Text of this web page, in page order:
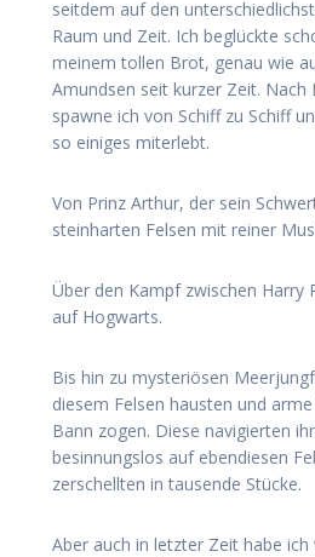
seitdem auf den
Raum und Zeit. Ich beglückte
meinem tollen Brot, genau wie
Amundsen seit kurzer Zeit. Nach
spawne ich von Schiff zu Schiff
so einiges miterlebt.
Von Prinz Arthur, der sein
steinharten Felsen mit reiner
Über den Kampf zwischen
auf Hogwarts.
Bis hin zu mysteriösen
diesem Felsen hausten und
Bann zogen. Diese navigierten
besinnungslos auf ebendiesen
zerschellten in tausende Stücke.
Aber auch in letzter Zeit habe